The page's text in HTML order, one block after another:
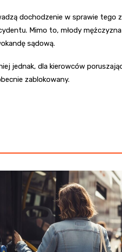
dochodzenie w sprawie tego
Mimo to, młody
sądową.
jednak, dla kierowców
zablokowany.